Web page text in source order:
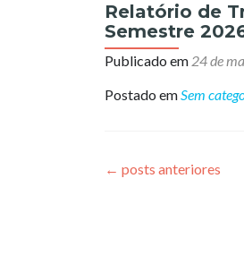
Relatório de
Semestre
Publicado em 24 de
Postado emSem
Navegação
por
← posts anteriores